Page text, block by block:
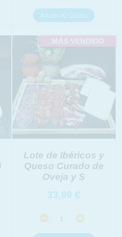
Lote de Ibéricos y
Queso Curado de
Oveja y S
33,99 €
MÁS VENDIDO